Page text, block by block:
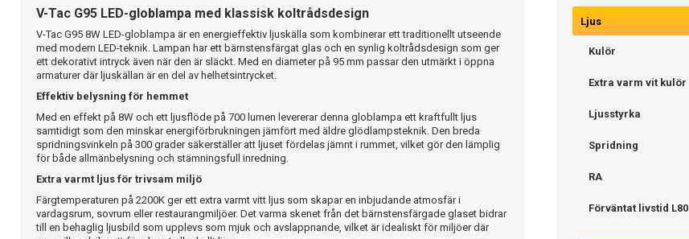
V-Tac G95 LED-globlampa med klassisk koltrådsdesign
V-Tac G95 8W LED-globlampa är en energieffektiv ljuskälla som kombinerar ett traditionellt utseende
med modern LED-teknik. Lampan har ett bärnstensfärgat glas och en synlig koltrådsdesign som ger
ett dekorativt intryck även när den är släckt. Med en diameter på 95 mm passar den utmärkt i öppna
armaturer där ljuskällan är en del av helhetsintrycket.
Effektiv belysning för hemmet
Med en effekt på 8W och ett ljusflöde på 700 lumen levererar denna globlampa ett kraftfullt ljus
samtidigt som den minskar energiförbrukningen jämfört med äldre glödlampsteknik. Den breda
spridningsvinkeln på 300 grader säkerställer att ljuset fördelas jämnt i rummet, vilket gör den lämplig
för både allmänbelysning och stämningsfull inredning.
Extra varmt ljus för trivsam miljö
Färgtemperaturen på 2200K ger ett extra varmt vitt ljus som skapar en inbjudande atmosfär i
vardagsrum, sovrum eller restaurangmiljöer. Det varma skenet från det bärnstensfärgade glaset bidrar
till en behaglig ljusbild som upplevs som mjuk och avslappnande, vilket är idealiskt för miljöer där
Ljus
Kulör
Extra varm vit kulör
Ljusstyrka
Spridning
RA
Förväntat livstid L80